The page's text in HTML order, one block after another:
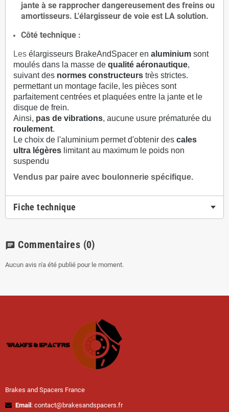
jante à se rapprocher dangereusement des freins ou
amortisseurs. L'élargisseur de voie est LA solution.
Côté technique :
Les élargisseurs BrakeAndSpacer en aluminium sont
moulés dans la masse de qualité aéronautique,
suivant des normes constructeurs très strictes.
permettant un montage facile, les pièces sont
parfaitement centrées et plaquées entre la jante et le
disque de frein.
Ainsi, pas de vibrations, aucune usure prématurée du
roulement.
Le choix de l'aluminium permet d'obtenir des cales
ultra légères limitant au maximum le poids non
suspendu
Vendus par paire avec boulonnerie spécifique.
Fiche technique
chat Commentaires (0)
Aucun avis n'a été publié pour le moment.
Brakes and Spacers France
Email : contact@brakesandspacers.fr